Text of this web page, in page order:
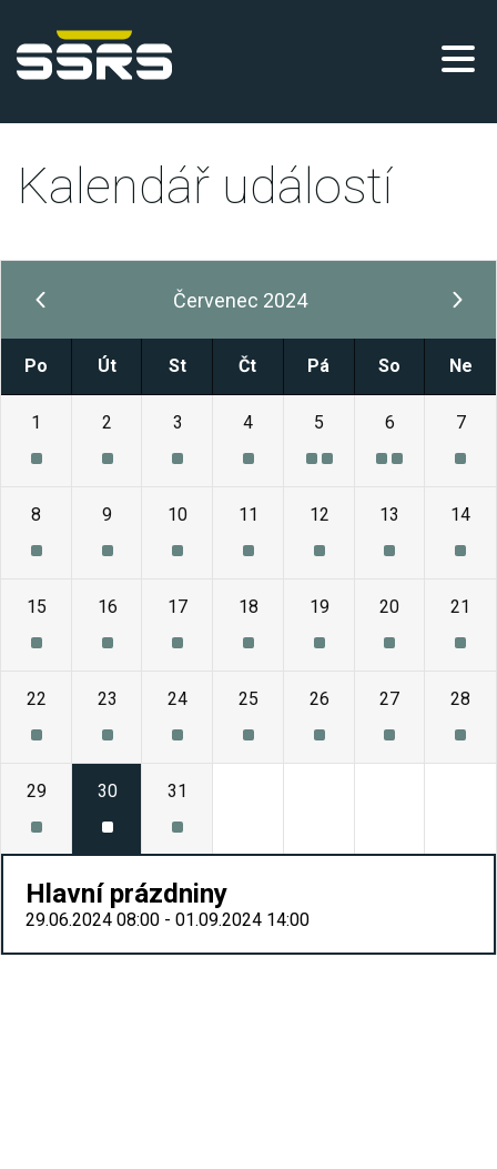
Kalendář událostí
Červenec 2024
Po Út St Čt Pá So Ne
1 2 3 4 5 6 7
8 9 10 11 12 13 14
15 16 17 18 19 20 21
22 23 24 25 26 27 28
29 30 31
Hlavní prázdniny
29.06.2024 08:00 - 01.09.2024 14:00